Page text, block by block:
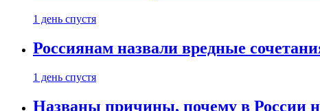
1 день спустя
Россиянам назвали вредные
1 день спустя
Названы причины, почему в России